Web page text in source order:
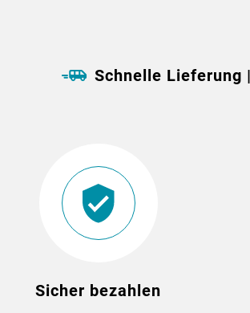
Schnelle Lieferung
Sicher bezahlen